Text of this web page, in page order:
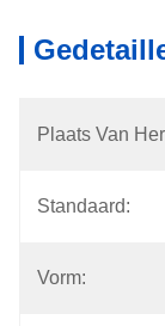
Plaats Van
Standaard:
Vorm: